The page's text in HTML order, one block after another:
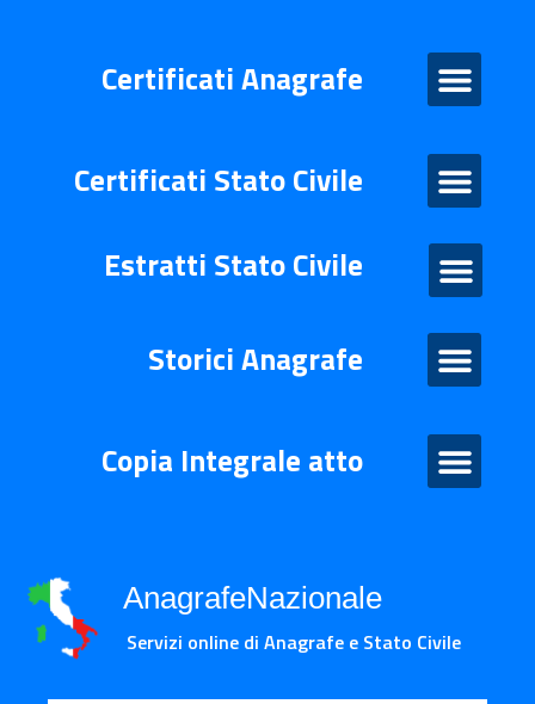
Certificati Anagrafe
Certificati Stato Civile
Estratti Stato Civile
Storici Anagrafe
Copia Integrale atto
AnagrafeNazionale
Servizi online di Anagrafe e Stato Civile